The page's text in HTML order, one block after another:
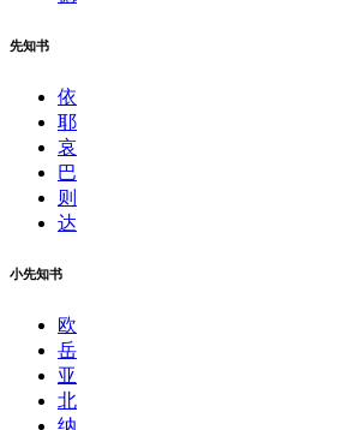
先知书
依
耶
哀
巴
则
达
小先知书
欧
岳
亚
北
纳